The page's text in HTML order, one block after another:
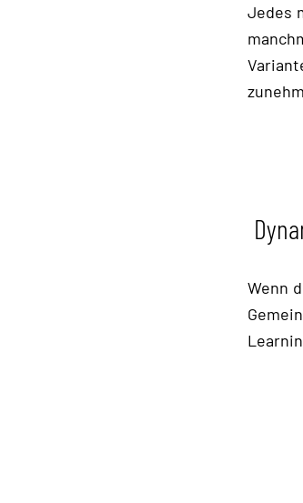
Jedes
Wenn